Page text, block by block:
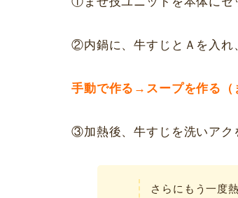
②内鍋に、牛すじとＡを入れ
手動で作る→スープを作る
③加熱後、牛すじを洗いアク
さらにもう一度